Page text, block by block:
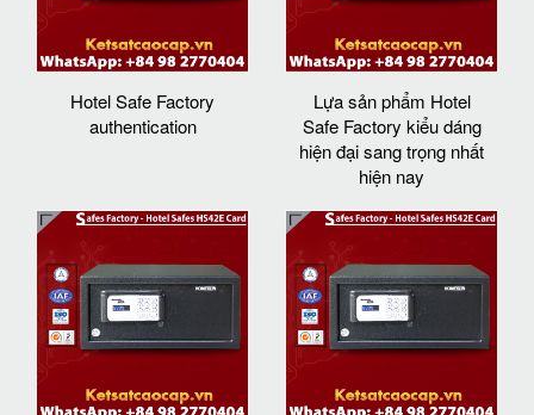
Hotel Safe Factory
authentication
Lựa sản phẩm Hotel
Safe Factory kiểu dáng
hiện đại sang trọng nhất
hiện nay